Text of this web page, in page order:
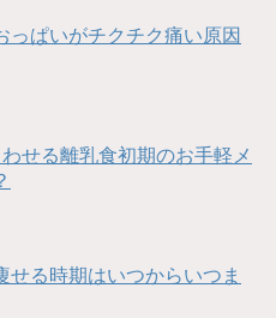
っぱいがチクチク痛い原因
せる離乳食初期のお手軽メ
せる時期はいつからいつま